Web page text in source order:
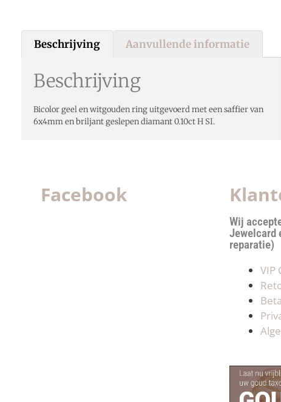
Beschrijving Aanvullende informatie
Beschrijving
Bicolor geel en witgouden ring uitgevoerd met een saffier van
6x4mm en briljant geslepen diamant 0.10ct H SI.
Facebook
Wij
Jewelcard
reparatie)
VIP